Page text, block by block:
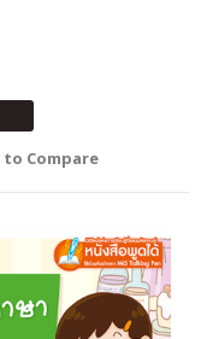
to Compare